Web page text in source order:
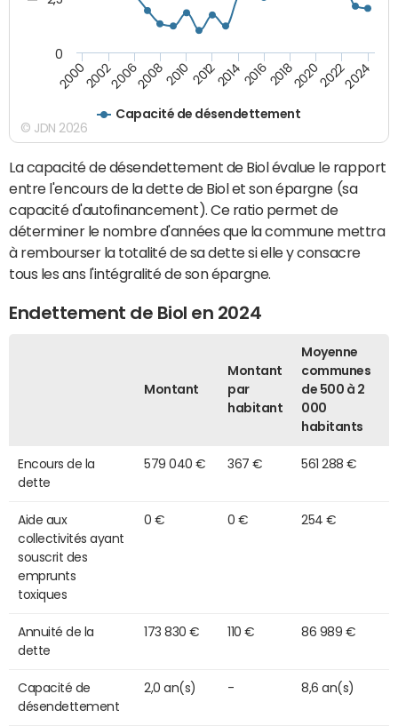
Capacité de désendettement
20002002200620082010 2012201420162018202020222024
0
© JDN 2026
La capacité de désendettement de Biol évalue le rapport
entre l'encours de la dette de Biol et son épargne (sa
capacité d'autofinancement). Ce ratio permet de
déterminer le nombre d'années que la commune mettra
à rembourser la totalité de sa dette si elle y consacre
tous les ans l'intégralité de son épargne.
Endettement de Biol en 2024
Montant
Montant
par
habitant
Moyenne
communes
de 500 à 2
000
habitants
Encours de la
dette
579 040 € 367 € 561 288 €
Aide aux
collectivités ayant
souscrit des
emprunts
toxiques
0 € 0 € 254 €
Annuité de la
dette
173 830 € 110 € 86 989 €
Capacité de
désendettement
2,0 an(s) - 8,6 an(s)